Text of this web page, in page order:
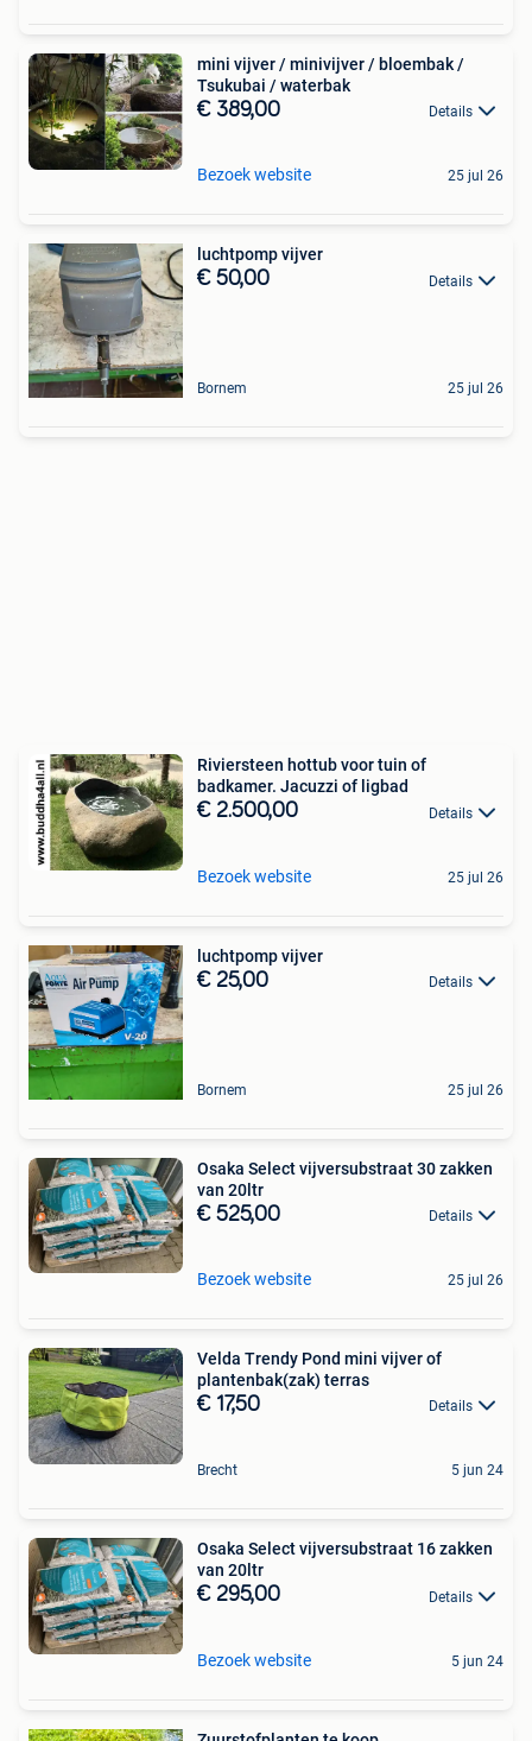
mini vijver / minivijver / bloembak /
Tsukubai / waterbak
€ 389,00 Details
Bezoek website 25 jul 26
luchtpomp vijver
€ 50,00 Details
Bornem 25 jul 26
Riviersteen hottub voor tuin of
badkamer. Jacuzzi of ligbad
€ 2.500,00 Details
Bezoek website 25 jul 26
luchtpomp vijver
€ 25,00 Details
Bornem 25 jul 26
Osaka Select vijversubstraat 30 zakken
van 20ltr
€ 525,00 Details
Bezoek website 25 jul 26
Velda Trendy Pond mini vijver of
plantenbak(zak) terras
€ 17,50 Details
Brecht 5 jun 24
Osaka Select vijversubstraat 16 zakken
van 20ltr
€ 295,00 Details
Bezoek website 5 jun 24